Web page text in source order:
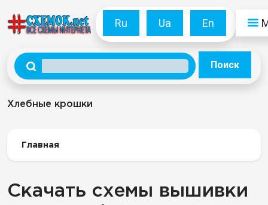
Ru Ua En
Поиск
Хлебные крошки
Главная
Скачать схемы вышивки